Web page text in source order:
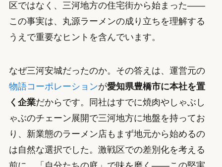
区ではなく、三河地方の住宅街から始まった——
この事実は、丸源ラーメンの成り立ちを理解する
うえで重要なヒントを含んでいます。
なぜ三河安城だったのか。その答えは、運営元の
物語コーポレーションが愛知県豊橋市に本社を置
く企業だからです。同社はすでに焼肉やしゃぶし
ゃぶのチェーン展開で三河地方に地盤を持ってお
り、新業態のラーメン店もまず地元から始めるの
は自然な選択でした。激戦区での差別化を考える